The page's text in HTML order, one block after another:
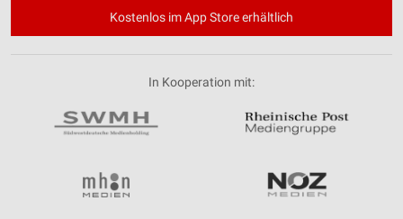
Kostenlos im App Store erhältlich
In Kooperation mit: